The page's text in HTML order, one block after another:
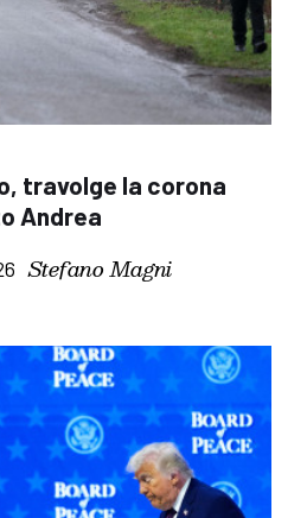
travolge la corona
Andrea
Stefano Magni